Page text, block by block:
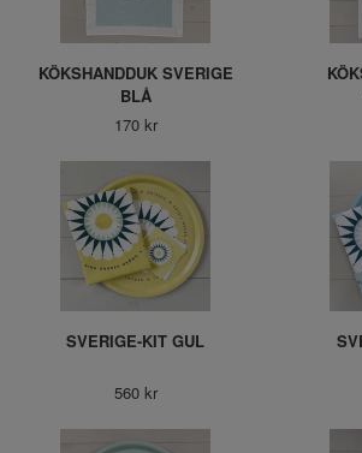
KÖKSHANDDUK SVERIGE
BLÅ
170 kr
SVERIGE-KIT GUL
560 kr